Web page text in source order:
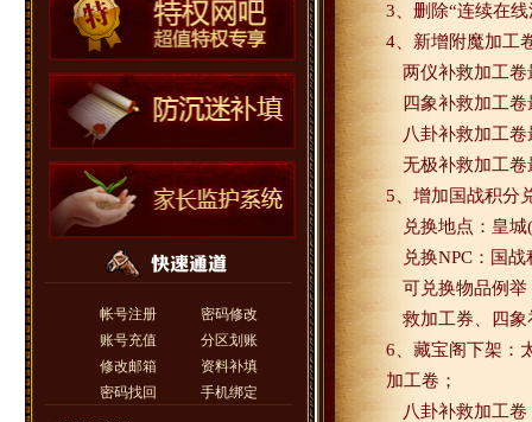
帐号注册
密码修改
账号充值
分区划账
修改邮箱
资料补填
密码找回
手机绑定
3 、删除“连续在
4 、新增附魔加工
两仪补救加工
四象补救加工
八卦补救加工
无极补救加工
5 、增加国战积分
兑换地点：皇城
兑换NPC ：国
可兑换物品例
救加工券、四
6 、藏宝阁下架
加工卷；
八卦补救加工卷